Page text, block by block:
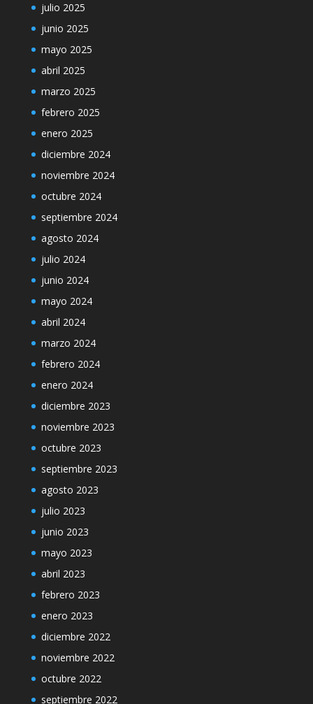
julio 2025
junio 2025
mayo 2025
abril 2025
marzo 2025
febrero 2025
enero 2025
diciembre 2024
noviembre 2024
octubre 2024
septiembre 2024
agosto 2024
julio 2024
junio 2024
mayo 2024
abril 2024
marzo 2024
febrero 2024
enero 2024
diciembre 2023
noviembre 2023
octubre 2023
septiembre 2023
agosto 2023
julio 2023
junio 2023
mayo 2023
abril 2023
febrero 2023
enero 2023
diciembre 2022
noviembre 2022
octubre 2022
septiembre 2022